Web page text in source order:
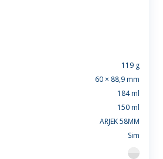
119 g
60 × 88,9 mm
184 ml
150 ml
ARJEK 58MM
Sim
flint